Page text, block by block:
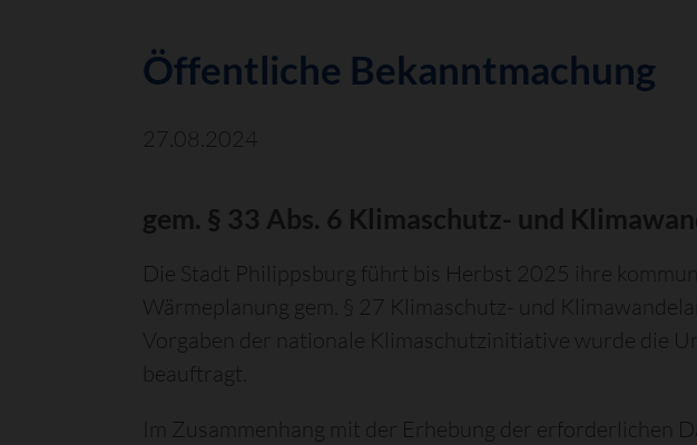
Öffentliche Bekanntmachung
27.08.2024
gem. § 33 Abs. 6 Klimaschutz- und
Die Stadt Philippsburg führt bis Herbst 2025 ihre
Wärmeplanung gem. § 27 Klimaschutz- und
Vorgaben der nationale Klimaschutzinitiative wurde die
beauftragt.
Im Zusammenhang mit der Erhebung der erforderlichen